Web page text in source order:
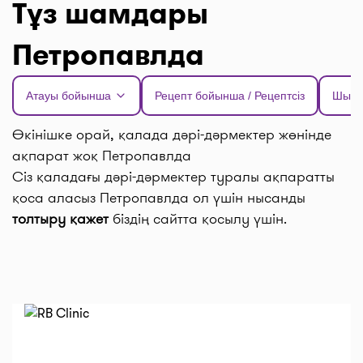
Тұз шамдары
Петропавлда
Атауы бойынша Рецепт бойынша / Рецептсіз
Өкінішке орай, қалада дәрі-дәрмектер жөнінде
ақпарат жоқ Петропавлда
Сіз қаладағы дәрі-дәрмектер туралы ақпаратты
қоса аласыз Петропавлда ол үшін нысанды
толтыру қажетбіздің сайтта қосылу үшін.